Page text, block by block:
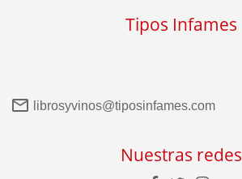
Tipos Infames
librosyvinos@tiposinfames.com
Nuestras redes